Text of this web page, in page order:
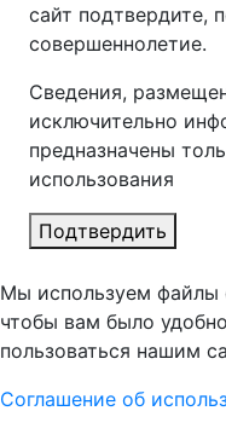
сайт подтвердите,
совершеннолетие.
Сведения,
исключительно
предназначены
использования
Подтвердить
Мы используем файлы
чтобы вам было удобно
пользоваться нашим
Соглашение об